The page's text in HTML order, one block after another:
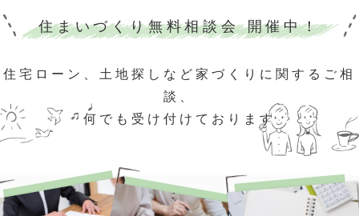
住まいづくり無料相談会 開催中！
住宅ローン、⼟地探しなど家づくりに関するご相
談、
何でも受け付けております